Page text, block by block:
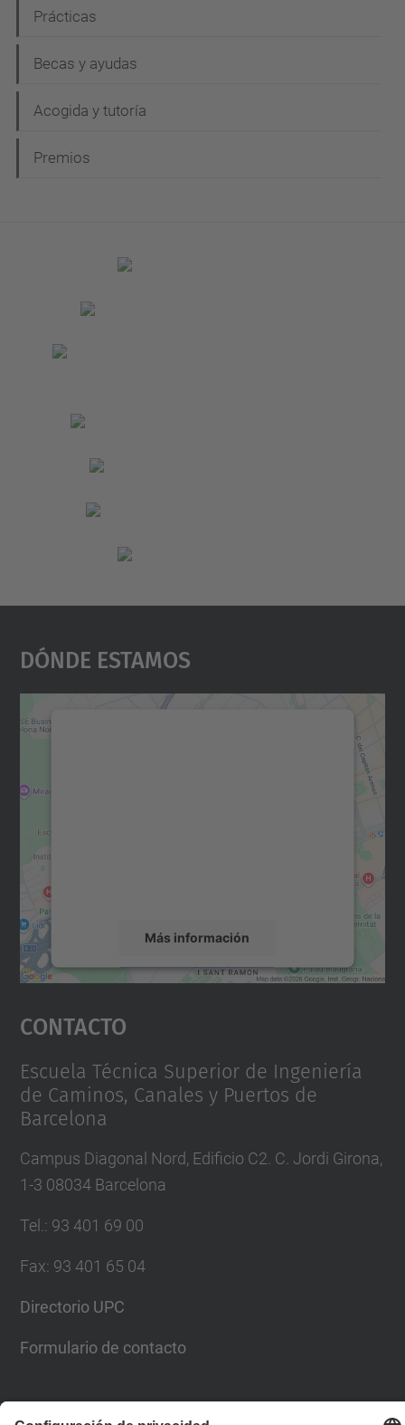
Prácticas
Becas y ayudas
Acogida y tutoría
Premios
Dónde Estamos
Más información
Aceptar
powered by
Contacto
Escuela Técnica Superior de Ingeniería
de Caminos, Canales y Puertos de
Barcelona
Campus Diagonal Nord, Edificio C2. C. Jordi Girona,
1-3 08034 Barcelona
Tel. : 93 401 69 00
Fax: 93 401 65 04
Directorio UPC
Formulario de contacto